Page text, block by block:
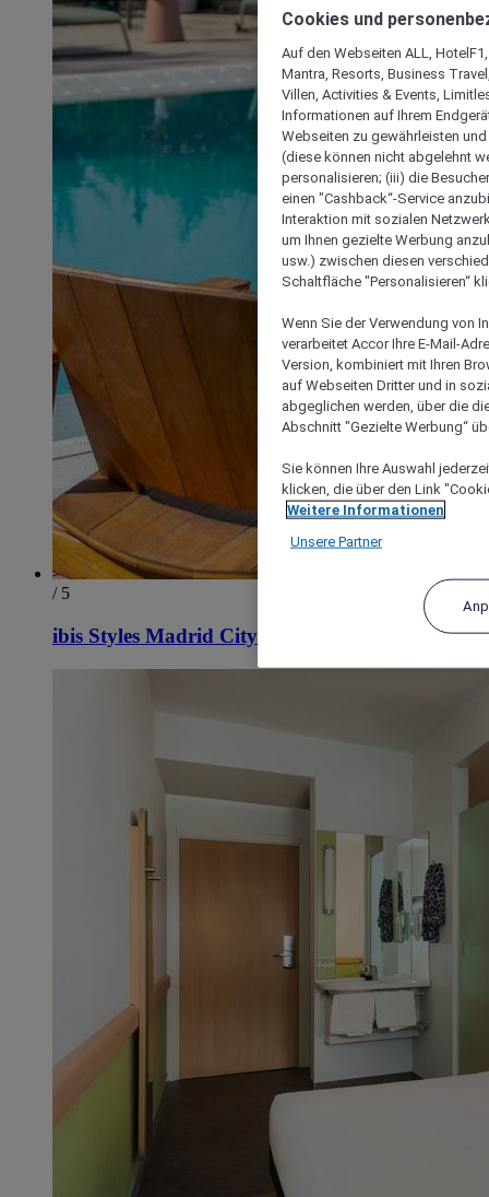
/ 5
ibis Styles Madrid City Las Ventas
Cookies und
Auf den Webseiten ALL,
Mantra, Resorts, Business
Villen, Activities & Events,
Informationen auf Ihrem
Webseiten zu gewährleisten
(diese können nicht abgelehnt
personalisieren; (iii) die
einen "Cashback“-Service
Interaktion mit sozialen
um Ihnen gezielte Werbung
usw.) zwischen diesen
Schaltfläche "Personalisieren“
Wenn Sie der Verwendung von
verarbeitet Accor Ihre E-Mail-
Version, kombiniert mit Ihren
auf Webseiten Dritter und in
abgeglichen werden, über die
Abschnitt "Gezielte Werbung“
Sie können Ihre Auswahl
klicken, die über den Link
Weitere Informationen
Unsere Partner